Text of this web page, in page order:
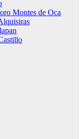
Montes de Oca